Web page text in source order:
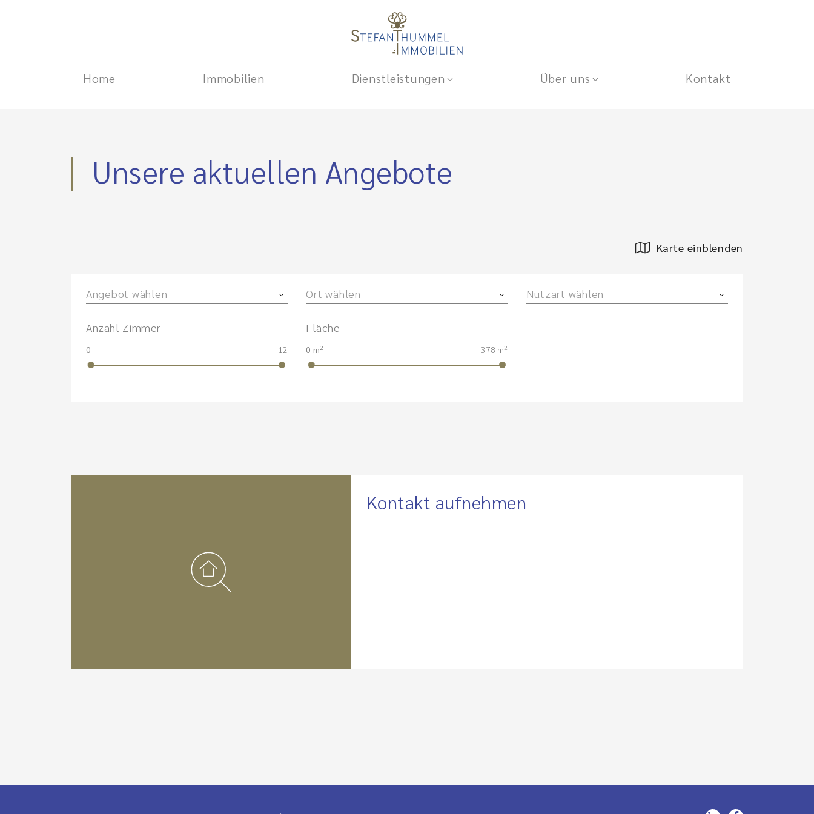
Home Immobilien Dienstleistungen Über uns Kontakt
Unsere aktuellen Angebote
Karte einblenden
Angebot wählen Ort wählen Nutzart wählen
Anzahl Zimmer
0 12
Fläche
0 m2 378 m2
Kontakt aufnehmen